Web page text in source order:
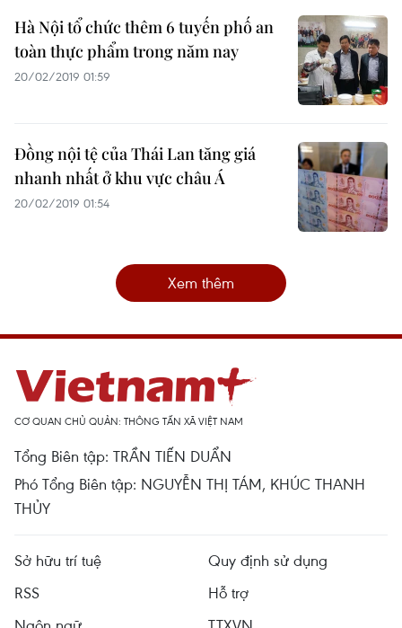
Hà Nội tổ chức thêm 6 tuyến phố an
toàn thực phẩm trong năm nay
20/02/2019 01:59
Đồng nội tệ của Thái Lan tăng giá
nhanh nhất ở khu vực châu Á
20/02/2019 01:54
Xem thêm
CƠ QUAN CHỦ QUẢN: THÔNG TẤN XÃ VIỆT NAM
Tổng Biên tập: TRẦN TIẾN DUẨN
Phó Tổng Biên tập: NGUYỄN THỊ TÁM, KHÚC THANH
THỦY
Sở hữu trí tuệ
Quy định sử dụng
RSS
Hỗ trợ